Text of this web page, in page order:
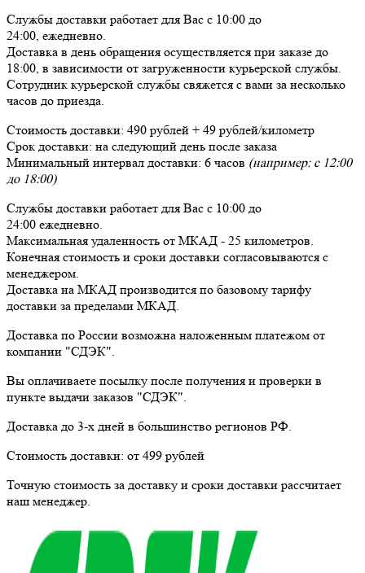
Службы доставки работает для Вас с 10:00 до
24:00, ежедневно
Доставка в день обращения осуществляется при заказе до
18:00, в зависимости от загруженности курьерской службы.
Сотрудник курьерской службы свяжется с вами за несколько
часов до приезда.
Стоимость доставки: 490 рублей + 49 рублей/километр
Срок доставки: на следующий день после заказа
Минимальный интервал доставки: 6 часов (например: с 12:00
до 18:00)
Службы доставки работает для Вас с 10:00 до
24:00 ежедневно
Максимальная удаленность от МКАД - 25 километров
Конечная стоимость и сроки доставки согласовываются с
менеджером.
Доставка на МКАД производится по базовому тарифу
доставки за пределами МКАД.
Доставка по России возможна наложенным платежом от
компании "СДЭК".
Вы оплачиваете посылку после получения и проверки в
пункте выдачи заказов "СДЭК".
Доставка до 3-х дней в большинство регионов РФ.
Стоимость доставки: от 499 рублей
Точную стоимость за доставку и сроки доставки рассчитает
наш менеджер.